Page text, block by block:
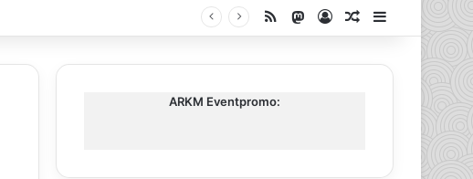
RSS Mastodon
AnmeldenZufälliger
ARKM Eventpromo: